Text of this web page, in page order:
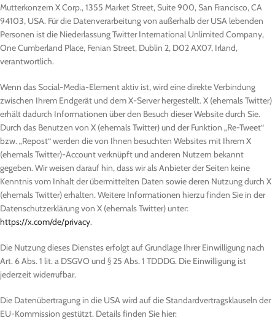
Mutterkonzern X Corp., 1355 Market Street, Suite 900, San Francisco, CA
94103, USA. Für die Datenverarbeitung von außerhalb der USA lebenden
Personen ist die Niederlassung Twitter International Unlimited Company,
One Cumberland Place, Fenian Street, Dublin 2, D02 AX07, Irland,
verantwortlich.
Wenn das Social-Media-Element aktiv ist, wird eine direkte Verbindung
zwischen Ihrem Endgerät und dem X-Server hergestellt. X (ehemals Twitter)
erhält dadurch Informationen über den Besuch dieser Website durch Sie.
Durch das Benutzen von X (ehemals Twitter) und der Funktion „Re-Tweet“
bzw. „Repost“ werden die von Ihnen besuchten Websites mit Ihrem X
(ehemals Twitter)-Account verknüpft und anderen Nutzern bekannt
gegeben. Wir weisen darauf hin, dass wir als Anbieter der Seiten keine
Kenntnis vom Inhalt der übermittelten Daten sowie deren Nutzung durch X
(ehemals Twitter) erhalten. Weitere Informationen hierzu finden Sie in der
Datenschutzerklärung von X (ehemals Twitter) unter:
https://x.com/de/privacy.
Die Nutzung dieses Dienstes erfolgt auf Grundlage Ihrer Einwilligung nach
Art. 6 Abs. 1 lit. a DSGVO und § 25 Abs. 1 TDDDG. Die Einwilligung ist
jederzeit widerrufbar.
Die Datenübertragung in die USA wird auf die Standardvertragsklauseln der
EU-Kommission gestützt. Details finden Sie hier: